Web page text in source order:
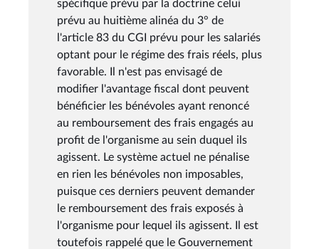
spécifique prévu par la doctrine celui
prévu au huitième alinéa du 3° de
l'article 83 du CGI prévu pour les salariés
optant pour le régime des frais réels, plus
favorable. Il n'est pas envisagé de
modifier l'avantage fiscal dont peuvent
bénéficier les bénévoles ayant renoncé
au remboursement des frais engagés au
profit de l'organisme au sein duquel ils
agissent. Le système actuel ne pénalise
en rien les bénévoles non imposables,
puisque ces derniers peuvent demander
le remboursement des frais exposés à
l'organisme pour lequel ils agissent. Il est
toutefois rappelé que le Gouvernement